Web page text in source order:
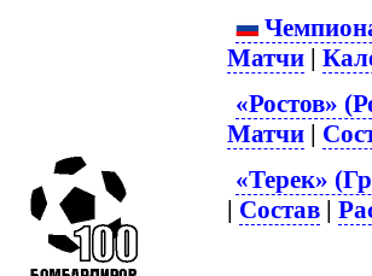
Матчи |
«Ростов»
Матчи |
«Терек»
| Состав |